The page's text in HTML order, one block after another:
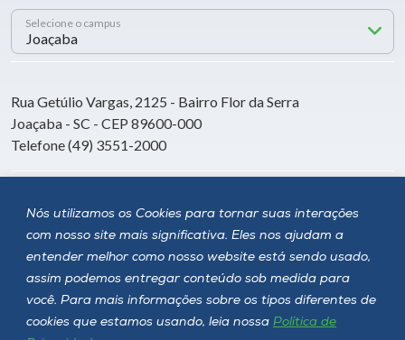
Nós utilizamos os Cookies para tornar suas interações
com nosso site mais significativa. Eles nos ajudam a
entender melhor como nosso website está sendo usado,
assim podemos entregar conteúdo sob medida para
você. Para mais informações sobre os tipos diferentes de
cookies que estamos usando, leia nossa Política de
Selecione o campus
Rua Getúlio Vargas, 2125 - Bairro Flor da Serra
Joaçaba - SC - CEP 89600-000
Telefone (49) 3551-2000
Siga a Unoesc